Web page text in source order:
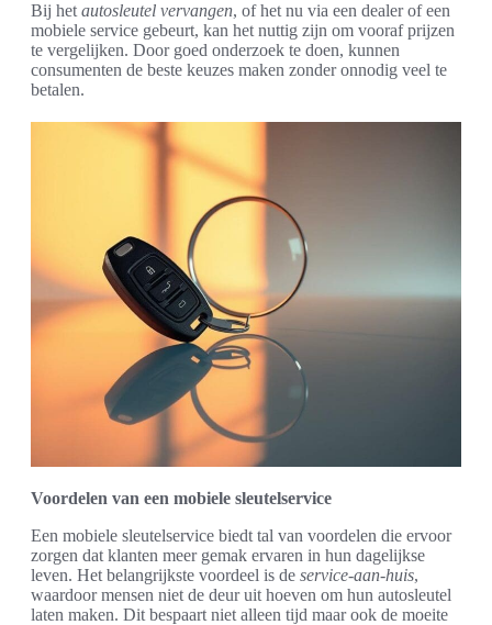
Bij het autosleutel vervangen, of het nu via een dealer of een
mobiele service gebeurt, kan het nuttig zijn om vooraf prijzen
te vergelijken. Door goed onderzoek te doen, kunnen
consumenten de beste keuzes maken zonder onnodig veel te
betalen.
Voordelen van een mobiele sleutelservice
Een mobiele sleutelservice biedt tal van voordelen die ervoor
zorgen dat klanten meer gemak ervaren in hun dagelijkse
leven. Het belangrijkste voordeel is de service-aan-huis,
waardoor mensen niet de deur uit hoeven om hun autosleutel
laten maken. Dit bespaart niet alleen tijd maar ook de moeite